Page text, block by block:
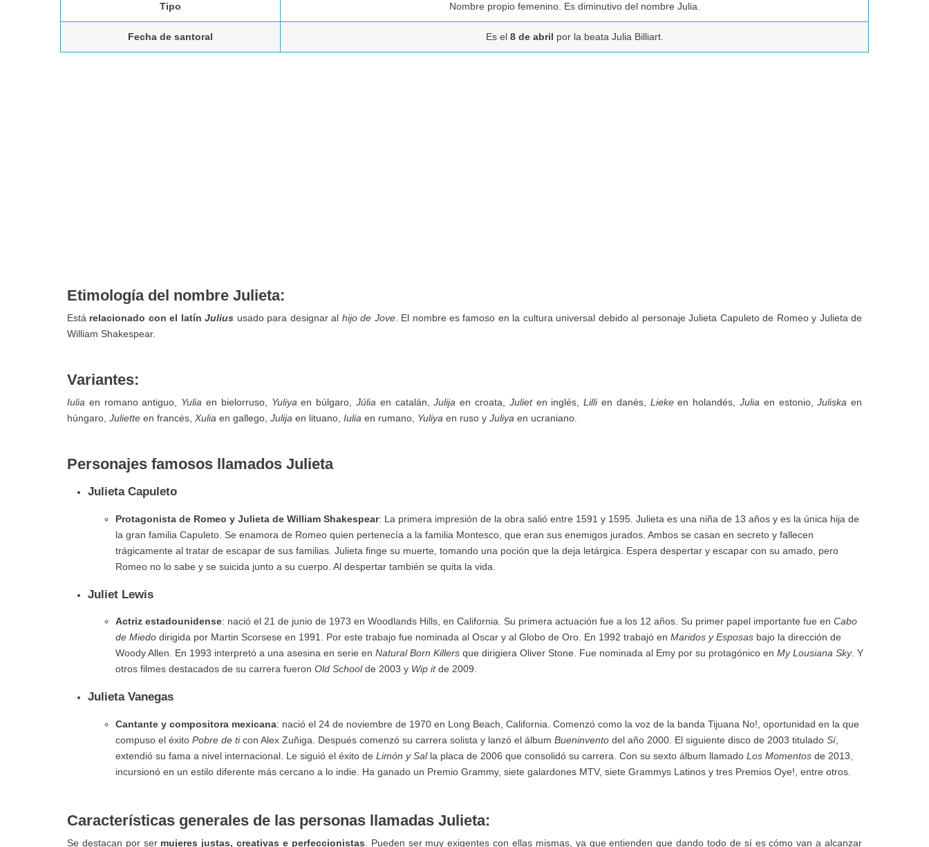
Tipo Nombre propio femenino. Es diminutivo del nombre Julia.
Fecha de santoral Es el 8 de abril por la beata Julia Billiart.
Etimología del nombre Julieta:
Está relacionado con el latínJulius usado para designar al hijo de Jove. El nombre es famoso en la cultura universal debido al personaje Julieta Capuleto de Romeo y Julieta de
William Shakespear.
Variantes:
Iulia en romano antiguo, Yulia en bielorruso, Yuliya en búlgaro, Júlia en catalán,Julija en croata, Julieten inglés,Lillien danés, Liekeen holandés, Julia en estonio,Juliska en
húngaro, Juliette en francés, Xulia en gallego, Julija en lituano, Iulia en rumano, Yuliya en ruso y Juliya en ucraniano.
Personajes famosos llamados Julieta
Julieta Capuleto
Protagonista de Romeo y Julieta de William Shakespear: La primera impresión de la obra salió entre 1591 y 1595. Julieta es una niña de 13 años y es la única hija de
la gran familia Capuleto. Se enamora de Romeo quien pertenecía a la familia Montesco, que eran sus enemigos jurados. Ambos se casan en secreto y fallecen
trágicamente al tratar de escapar de sus familias. Julieta finge su muerte, tomando una poción que la deja letárgica. Espera despertar y escapar con su amado, pero
Romeo no lo sabe y se suicida junto a su cuerpo. Al despertar también se quita la vida.
Juliet Lewis
Actriz estadounidense: nació el 21 de junio de 1973 en Woodlands Hills, en California. Su primera actuación fue a los 12 años. Su primer papel importante fue en Cabo
de Miedo dirigida por Martin Scorsese en 1991. Por este trabajo fue nominada al Oscar y al Globo de Oro. En 1992 trabajó en Maridos y Esposas bajo la dirección de
Woody Allen. En 1993 interpretó a una asesina en serie en Natural Born Killers que dirigiera Oliver Stone. Fue nominada al Emy por su protagónico en My Lousiana Sky. Y
otros filmes destacados de su carrera fueron Old Schoolde 2003 y Wip itde 2009.
Julieta Vanegas
Cantante y compositora mexicana: nació el 24 de noviembre de 1970 en Long Beach, California. Comenzó como la voz de la banda Tijuana No!, oportunidad en la que
compuso el éxito Pobre de ticon Alex Zuñiga. Después comenzó su carrera solista y lanzó el álbum Bueninvento del año 2000. El siguiente disco de 2003 titulado Sí,
extendió su fama a nivel internacional. Le siguió el éxito de Limón y Salla placa de 2006 que consolidó su carrera. Con su sexto álbum llamado Los Momentos de 2013,
incursionó en un estilo diferente más cercano a lo indie. Ha ganado un Premio Grammy, siete galardones MTV, siete Grammys Latinos y tres Premios Oye!, entre otros.
Características generales de las personas llamadas Julieta:
Se destacan por ser mujeres justas, creativas e perfeccionistas. Pueden ser muy exigentes con ellas mismas, ya que entienden que dando todo de sí es cómo van a alcanzar